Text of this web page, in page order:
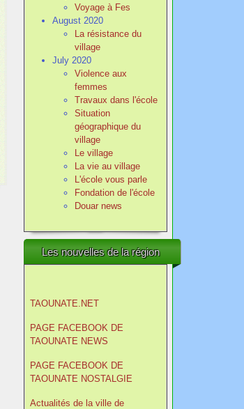
Voyage à Fes
August 2020
La résistance du
village
July 2020
Violence aux
femmes
Travaux dans l'école
Situation
géographique du
village
Le village
La vie au village
L'école vous parle
Fondation de l'école
Douar news
Les nouvelles de la région
TAOUNATE.NET
PAGE FACEBOOK DE
TAOUNATE NEWS
PAGE FACEBOOK DE
TAOUNATE NOSTALGIE
Actualités de la ville de